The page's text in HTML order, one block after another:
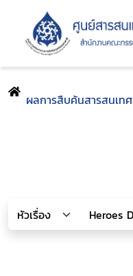
ผลการสืบค้นสารสนเทศ